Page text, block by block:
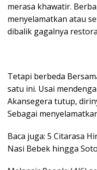
merasa khawatir.
menyelamatkan atau
dibalik gagalnya
Tetapi berbeda
satu ini. Usai
Akansegera tutup,
Sebagai
Baca juga: 5 Citarasa
Nasi Bebek hingga